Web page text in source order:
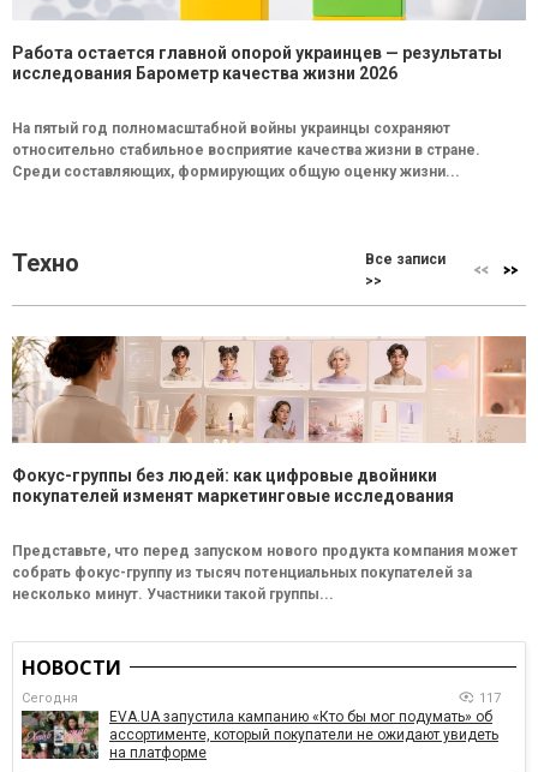
Работа остается главной опорой украинцев — результаты
исследования Барометр качества жизни 2026
На пятый год полномасштабной войны украинцы сохраняют
относительно стабильное восприятие качества жизни в стране.
Среди составляющих, формирующих общую оценку жизни...
Техно
Все записи
>>
Фокус-группы без людей: как цифровые двойники
покупателей изменят маркетинговые исследования
Представьте, что перед запуском нового продукта компания может
собрать фокус-группу из тысяч потенциальных покупателей за
несколько минут. Участники такой группы...
НОВОСТИ
Сегодня 117
EVA.UA запустила кампанию «Кто бы мог подумать» об
ассортименте, который покупатели не ожидают увидеть
на платформе